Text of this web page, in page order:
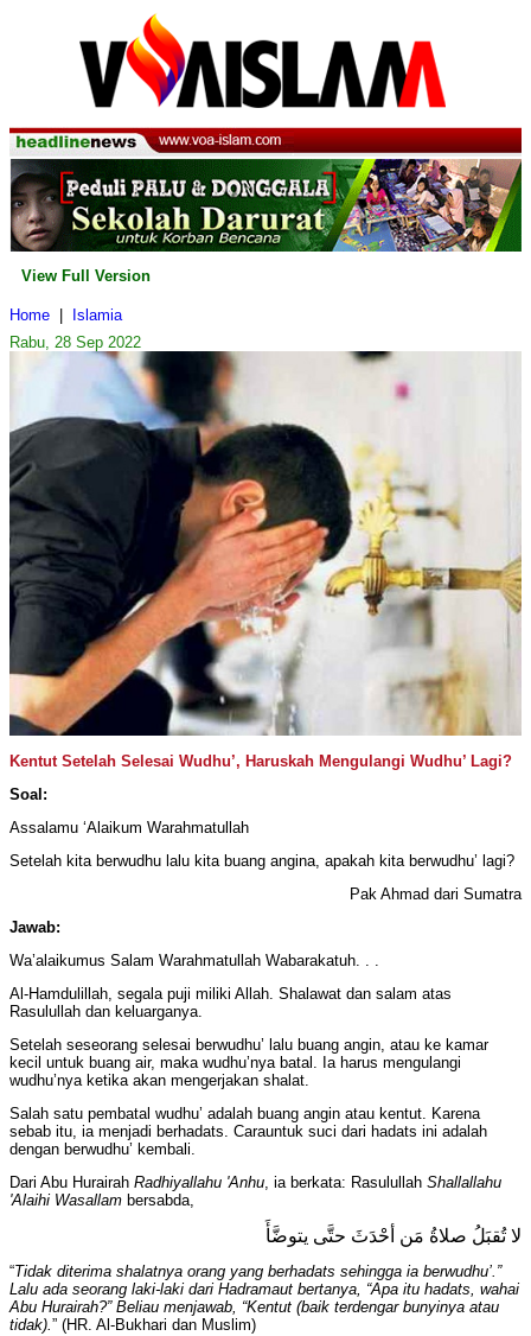
View Full Version
Home
Islamia
Rabu, 28 Sep 2022
Kentut Setelah Selesai Wudhu’, Haruskah Mengulangi Wudhu’ Lagi?
Soal:
Assalamu ‘Alaikum Warahmatullah
Setelah kita berwudhu lalu kita buang angina, apakah kita berwudhu’ lagi?
Pak Ahmad dari Sumatra
Jawab:
Wa’alaikumus Salam Warahmatullah Wabarakatuh. . .
Al-Hamdulillah, segala puji miliki Allah. Shalawat dan salam atas
Rasulullah dan keluarganya.
Setelah seseorang selesai berwudhu’ lalu buang angin, atau ke kamar
kecil untuk buang air, maka wudhu’nya batal. Ia harus mengulangi
wudhu’nya ketika akan mengerjakan shalat.
Salah satu pembatal wudhu’ adalah buang angin atau kentut. Karena
sebab itu, ia menjadi berhadats. Carauntuk suci dari hadats ini adalah
dengan berwudhu’ kembali.
Dari Abu Hurairah Radhiyallahu 'Anhu, ia berkata: Rasulullah Shallallahu
'Alaihi Wasallam bersabda,
لا تُقبَلُ صلاةُ مَن أحْدَثَ حتَّى يتوضَّأَ
“Tidak diterima shalatnya orang yang berhadats sehingga ia berwudhu’.”
Lalu ada seorang laki-laki dari Hadramaut bertanya, “Apa itu hadats, wahai
Abu Hurairah?” Beliau menjawab, “Kentut (baik terdengar bunyinya atau
tidak).” (HR. Al-Bukhari dan Muslim)